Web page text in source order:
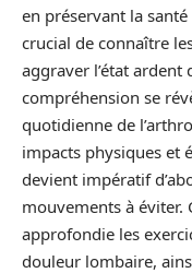
en préservant la
crucial de connaître
aggraver l’état ardent
compréhension se
quotidienne de
impacts physiques et
devient impératif
mouvements à éviter.
approfondie les
douleur lombaire,